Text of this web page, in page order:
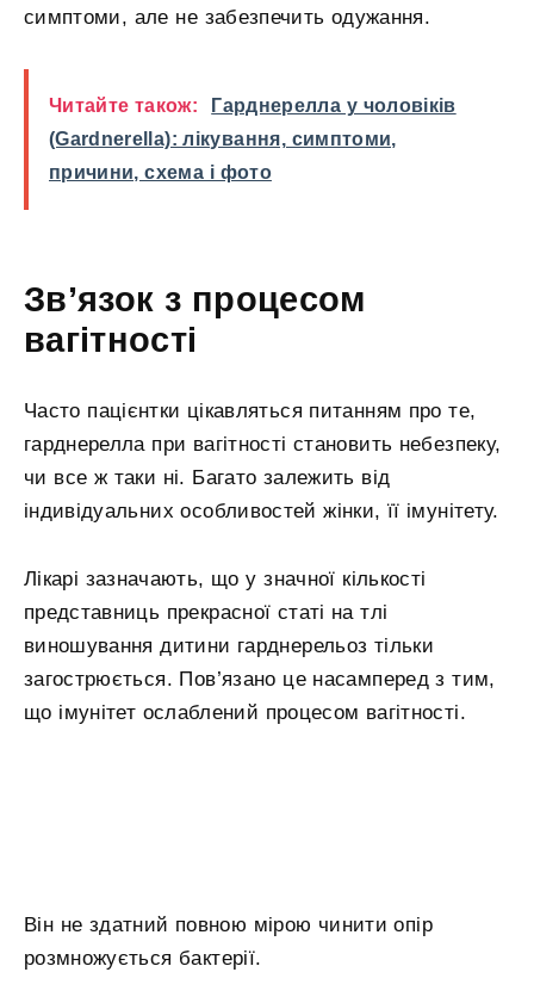
симптоми, але не забезпечить одужання.
Читайте також:
Гарднерелла у чоловіків
(Gardnerella): лікування, симптоми,
причини, схема і фото
Зв’язок з процесом
вагітності
Часто пацієнтки цікавляться питанням про те,
гарднерелла при вагітності становить небезпеку,
чи все ж таки ні. Багато залежить від
індивідуальних особливостей жінки, її імунітету.
Лікарі зазначають, що у значної кількості
представниць прекрасної статі на тлі
виношування дитини гарднерельоз тільки
загострюється. Пов’язано це насамперед з тим,
що імунітет ослаблений процесом вагітності.
Він не здатний повною мірою чинити опір
розмножується бактерії.